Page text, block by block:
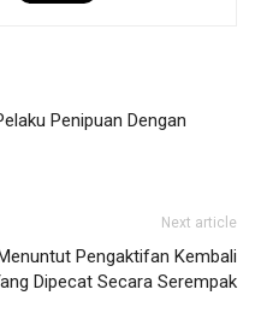
Penipuan Dengan
Next article
Pengaktifan Kembali
Dipecat Secara Serempak